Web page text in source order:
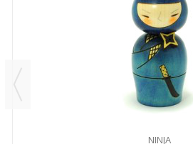
NINJA